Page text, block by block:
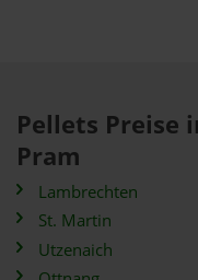
Pellets Preise
Pram
Lambrechten
St. Martin
Utzenaich